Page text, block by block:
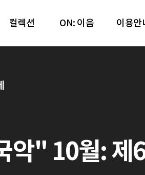
컬렉션 ON: 이음 이용안
악" 10월: 제